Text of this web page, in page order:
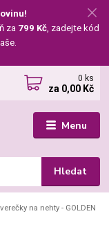
za 799 Kč, zadejte kód
Menu
Hledat
0 ks
za 0,00 Kč
na nehty - GOLDEN